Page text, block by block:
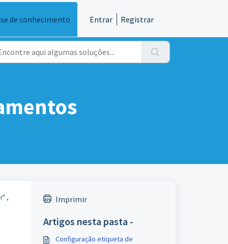
de conhecimento Entrar Registrar
, Imprimir
Artigos nesta pasta -
Configuração etiqueta de